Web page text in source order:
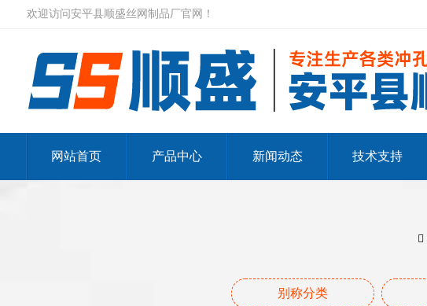
欢迎访问安平县顺盛丝网制品厂官网！
网站首页 产品中心 新闻动态 技术支持
别称分类